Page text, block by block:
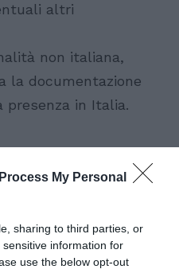
My Personal
sharing to third parties, or
information for
use the below opt-out
altri
non italiana,
la documentazione
in Italia.
a sigillare i
con barboncini al
di credito